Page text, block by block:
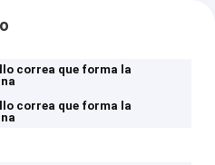
correa que forma la
correa que forma la